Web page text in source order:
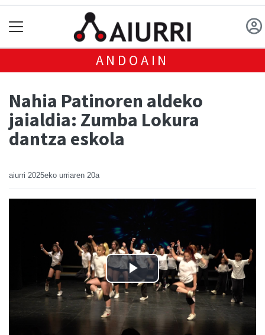
ANDOAIN
Nahia Patinoren aldeko
jaialdia: Zumba Lokura
dantza eskola
aiurri 2025eko urriaren 20a